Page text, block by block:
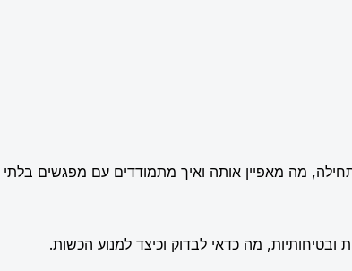
מה מאפיין אותה ואיך מתמודדים עם מפגשים בלתי
ובטיחותיות, מה כדאי לבדוק וכיצד למנוע הכשות.